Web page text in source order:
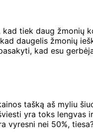
kad tiek daug žmonių
daugelis žmonių
kad esu
tašką aš myliu
yra toks
vyresni nei 50%,